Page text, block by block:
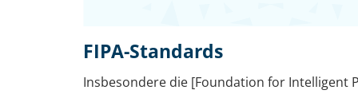
FIPA-Standards
Insbesondere die [Foundation for Intelligent